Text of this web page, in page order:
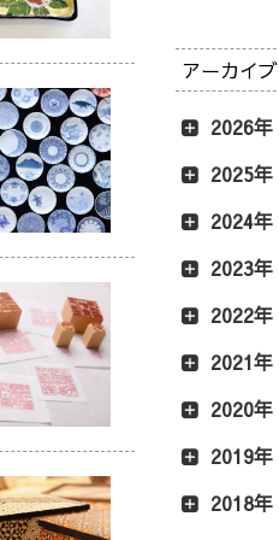
アーカイブ
2026年
2025年
2024年
2023年
2022年
2021年
2020年
2019年
2018年